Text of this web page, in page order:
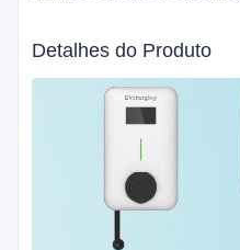
Detalhes do Produto